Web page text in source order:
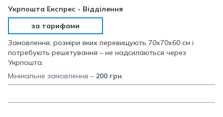
Укрпошта Експрес - Відділення
за тарифами
Замовлення, розміри яких перевищують 70х70х60 см і
потребують решетування – не надсилаються через
Укрпошта.
Мінімальне замовлення – 200 грн